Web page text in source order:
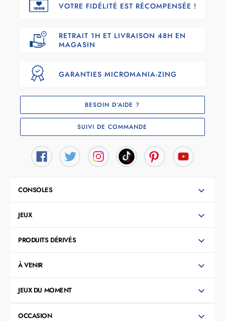
VOTRE FIDÉLITÉ EST RÉCOMPENSÉE !
RETRAIT 1H ET LIVRAISON 48H EN
MAGASIN
GARANTIES MICROMANIA-ZING
BESOIN D’AIDE ?
SUIVI DE COMMANDE
CONSOLES
JEUX
PRODUITS DÉRIVÉS
À VENIR
JEUX DU MOMENT
OCCASION